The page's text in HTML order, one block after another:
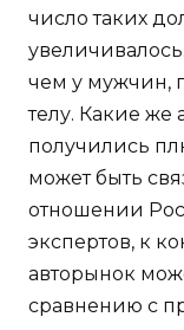
число таких
чем у мужчин,
телу. Какие же
получились
может быть
отношении
экспертов, к
авторынок
сравнению с